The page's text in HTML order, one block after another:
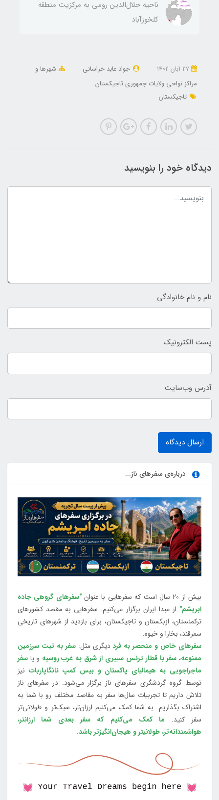
ناحيه جلال‌الدين رومی به مركزيت منطقه
كلخوزآباد
جواد عابد خراسانی
شهرها و
مراکز نواحی ولایات جمهوری تاجیکستان
تاجیکستان
دیدگاه خود را بنویسید
نام و نام خانوادگی
پست الکترونیک
آدرس وب‌سایت
ارسال دیدگاه
درباره‌ی سفرهای ناز...
بیش از 20 سال است که سفرهایی با عنوان
"سفرهای گروهی جاده
ابریشم" از مبدا ایران برگزار می‌کنیم. سفرهایی به مقصد کشورهای
ترکمنستان، ازبکستان و تاجیکستان، برای بازدید از شهرهای تاریخی
سمرقند، بخارا و خیوه.
سفرهای خاص و منحصر به فرددیگری مثل:سفر به تبت سرزمین
ممنوعه، سفر با قطار ترنس سیبری از شرق به غرب روسیه و یا سفر
ماجراجویی به هیمالیای پاکستان و بیس کمپ نانگاپاربات نیز
توسط گروه گردشگری سفرهای ناز برگزار می‌شود. در سفرهای ناز
تلاش داریم تا تجربیات سال‌ها سفر به مقاصد مختلف رو با شما به
اشتراک بگذاریم. به شما کمک می‌کنیم ارزان‌تر، سبک‌تر و طولانی‌تر
سفر کنید. ما کمک می‌کنیم که سفر بعدی شما ارزانتر،
هواشمندانه‌تر، طولانی‎تر و هیجان‌انگیزتر باشد.